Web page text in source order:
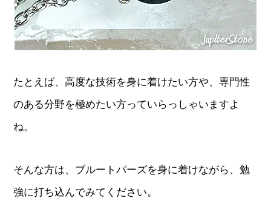
たとえば、高度な技術を身に着けたい方や、専門性
のある分野を極めたい方っていらっしゃいますよ
ね。
そんな方は、ブルートパーズを身に着けながら、勉
強に打ち込んでみてください。